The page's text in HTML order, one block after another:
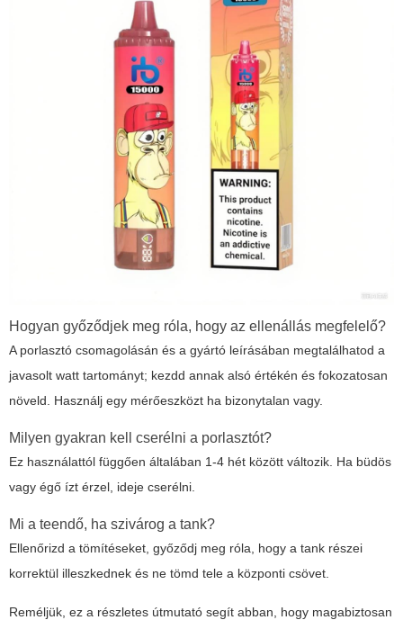
Hogyan győződjek meg róla, hogy az ellenállás megfelelő?
A porlasztó csomagolásán és a gyártó leírásában megtalálhatod a
javasolt watt tartományt; kezdd annak alsó értékén és fokozatosan
növeld. Használj egy mérőeszközt ha bizonytalan vagy.
Milyen gyakran kell cserélni a porlasztót?
Ez használattól függően általában 1-4 hét között változik. Ha büdös
vagy égő ízt érzel, ideje cserélni.
Mi a teendő, ha szivárog a tank?
Ellenőrizd a tömítéseket, győződj meg róla, hogy a tank részei
korrektül illeszkednek és ne tömd tele a központi csövet.
Reméljük, ez a részletes útmutató segít abban, hogy magabiztosan